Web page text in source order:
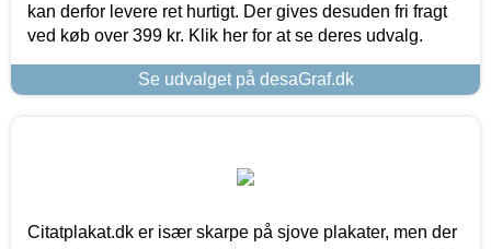
kan derfor levere ret hurtigt. Der gives desuden fri fragt
ved køb over 399 kr. Klik her for at se deres udvalg.
Se udvalget på desaGraf.dk
Citatplakat.dk er især skarpe på sjove plakater, men der